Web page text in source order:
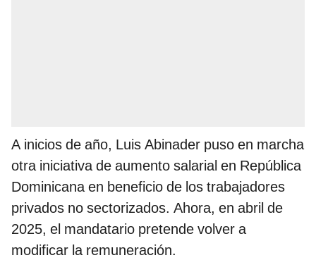
A inicios de año, Luis Abinader puso en marcha
otra iniciativa de aumento salarial en República
Dominicana en beneficio de los trabajadores
privados no sectorizados. Ahora, en abril de
2025, el mandatario pretende volver a
modificar la remuneración.